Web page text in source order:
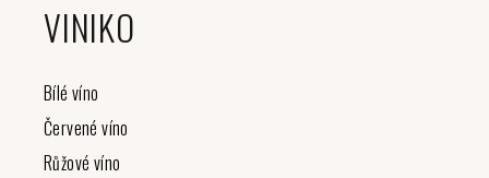
VINIKO
Bílé víno
Červené víno
Růžové víno